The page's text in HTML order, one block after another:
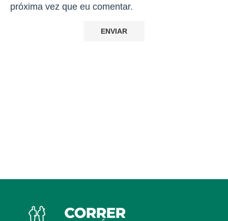
próxima vez que eu comentar.